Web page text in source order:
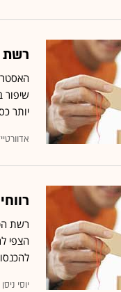
רשת CBS למפרסמים: אתם תקבעו את מחיר הספוט בסופרבול
יותר
רווחי CBS נפלו ב-96% ברבעון בעקבות הירידה בהכנסות מפרסום
להכנסות של
יוסי ניסן